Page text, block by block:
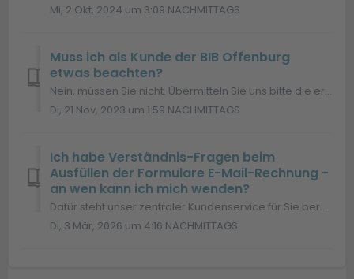
Mi, 2 Okt, 2024 um 3:09 NACHMITTAGS
Muss ich als Kunde der BIB Offenburg
etwas beachten?
Nein, müssen Sie nicht. Übermitteln Sie uns bitte die erfolderlichen Daten mit dem entsprechendne Web-Formular: Direktlink zum Formular
Di, 21 Nov, 2023 um 1:59 NACHMITTAGS
Ich habe Verständnis-Fragen beim
Ausfüllen der Formulare E-Mail-Rechnung -
an wen kann ich mich wenden?
Dafür steht unser zentraler Kundenservice für Sie bereit. Schreiben Sie uns dazu bitte einfach eine E-Mail-Anfrage an info.de@brz.eu oder rufen Sie uns dazu...
Di, 3 Mär, 2026 um 4:16 NACHMITTAGS